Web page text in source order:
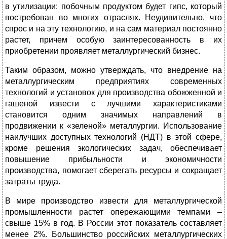
в утилизации: побочным продуктом будет гипс, который
востребован во многих отраслях. Неудивительно, что
спрос и на эту технологию, и на сам материал постоянно
растет, причем особую заинтересованность в их
приобретении проявляет металлургический бизнес.
Таким образом, можно утверждать, что внедрение на
металлургическим предприятиях современных
технологий и установок для производства обожженной и
гашеной извести с лучшими характеристиками
становится одним значимых направлений в
продвижении к «зеленой» металлургии. Использование
наилучших доступных технологий (НДТ) в этой сфере,
кроме решения экологических задач, обеспечивает
повышение прибыльности и экономичности
производства, помогает сберегать ресурсы и сокращает
затраты труда.
В мире производство извести для металлургической
промышленности растет опережающими темпами –
свыше 15% в год. В России этот показатель составляет
менее 2%. Большинство российских металлургических